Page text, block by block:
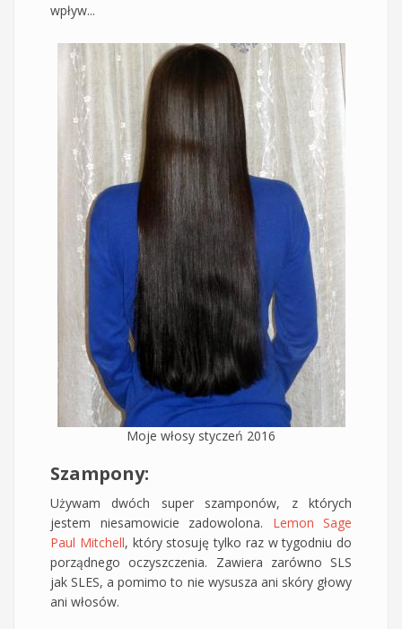
wpływ...
Moje włosy styczeń 2016
Szampony:
Używam dwóch super szamponów, z których
jestem niesamowicie zadowolona. Lemon Sage
Paul Mitchell, który stosuję tylko raz w tygodniu do
porządnego oczyszczenia. Zawiera zarówno SLS
jak SLES, a pomimo to nie wysusza ani skóry głowy
ani włosów.